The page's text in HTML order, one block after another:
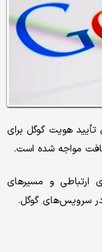
تأیید هویت گوگل برای
مواجه شده است.
ارتباطی و مسیرهای
در سرویس‌های گوگل.